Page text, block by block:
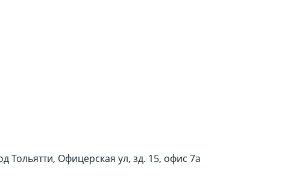
Тольятти, Офицерская ул, зд. 15, офис 7а